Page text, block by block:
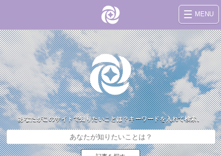
MENU
あなたがこのサイトで知りたいことは？キーワードを入れて検索。